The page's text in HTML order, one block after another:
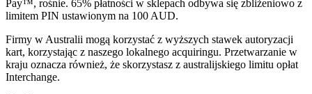
Pay™, rośnie. 65% płatności w sklepach odbywa się zbliżeniowo z
limitem PIN ustawionym na 100 AUD.
Firmy w Australii mogą korzystać z wyższych stawek autoryzacji
kart, korzystając z naszego lokalnego acquiringu. Przetwarzanie w
kraju oznacza również, że skorzystasz z australijskiego limitu opłat
Interchange.